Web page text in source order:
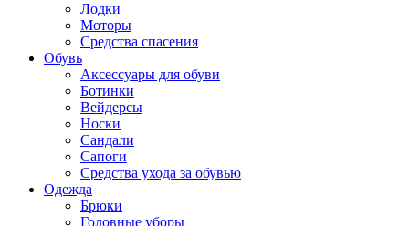
Лодки
Моторы
Средства спасения
Обувь
Аксессуары для обуви
Ботинки
Вейдерсы
Носки
Сандали
Сапоги
Средства ухода за обувью
Одежда
Брюки
Головные уборы